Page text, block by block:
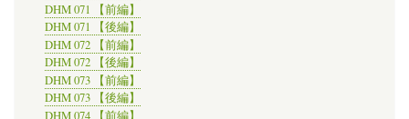
DHM 071 【前編】
DHM 071 【後編】
DHM 072 【前編】
DHM 072 【後編】
DHM 073 【前編】
DHM 073 【後編】
DHM 074 【前編】